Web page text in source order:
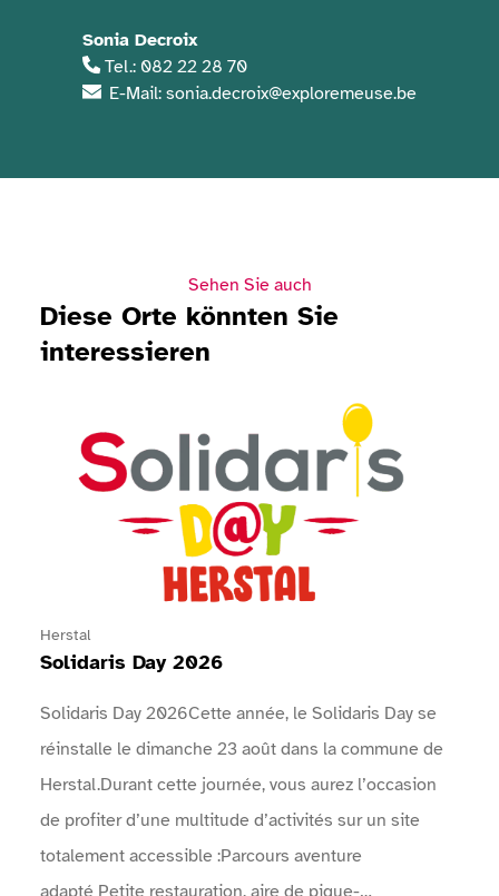
Sonia Decroix
Tel.: 082 22 28 70
E-Mail: sonia.decroix@exploremeuse.be
Sehen Sie auch
Diese Orte könnten Sie
interessieren
Herstal
Solidaris Day 2026
Solidaris Day 2026Cette année, le Solidaris Day se
réinstalle le dimanche 23 août dans la commune de
Herstal.Durant cette journée, vous aurez l’occasion
de profiter d’une multitude d’activités sur un site
totalement accessible :Parcours aventure
adapté Petite restauration, aire de pique-